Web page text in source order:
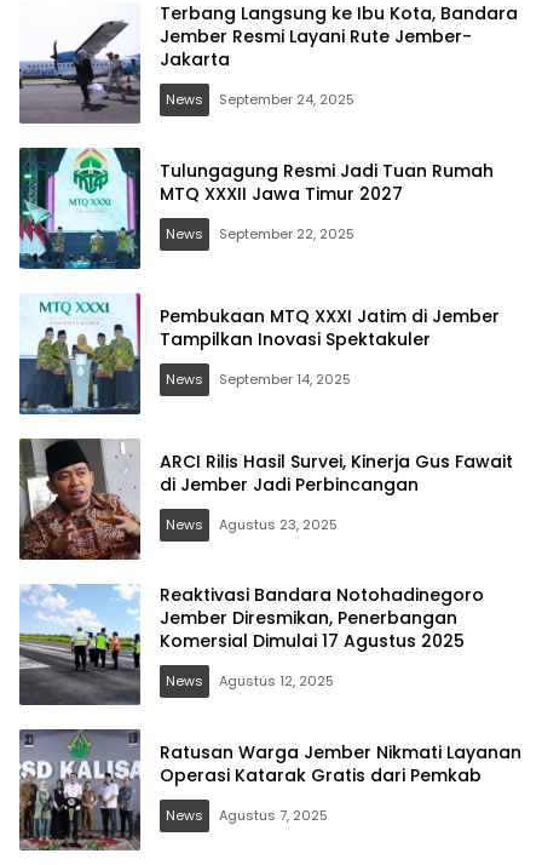
Terbang Langsung ke Ibu Kota, Bandara
Jember Resmi Layani Rute Jember-
Jakarta
News September 24, 2025
Tulungagung Resmi Jadi Tuan Rumah
MTQ XXXII Jawa Timur 2027
News September 22, 2025
Pembukaan MTQ XXXI Jatim di Jember
Tampilkan Inovasi Spektakuler
News September 14, 2025
ARCI Rilis Hasil Survei, Kinerja Gus Fawait
di Jember Jadi Perbincangan
News Agustus 23, 2025
Reaktivasi Bandara Notohadinegoro
Jember Diresmikan, Penerbangan
Komersial Dimulai 17 Agustus 2025
News Agustus 12, 2025
Ratusan Warga Jember Nikmati Layanan
Operasi Katarak Gratis dari Pemkab
News Agustus 7, 2025